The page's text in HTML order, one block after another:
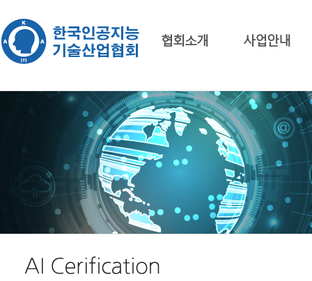
협회소개 사업안내